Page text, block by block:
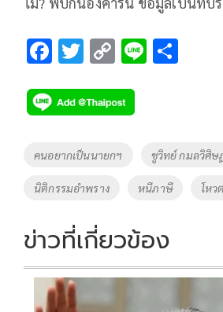
F
e
b
o
k
T
tt
er
C
p
y
Li
Li
Tags
คนอยากเป็นนายกฯ ชูวิทย์ กมลวิศิษ
นิติกรรมอำพราง หนีภาษี โหว
ข่าวที่เกี่ยวข้อง